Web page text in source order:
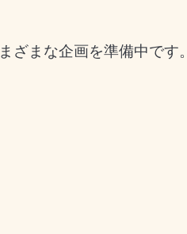
ざまな企画を準備中です。